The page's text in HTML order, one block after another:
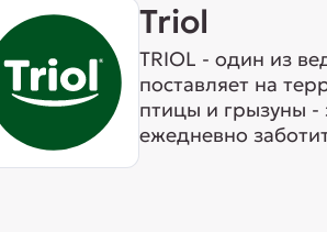
Triol
TRIOL - один из
поставляет на
птицы и грызуны -
ежедневно